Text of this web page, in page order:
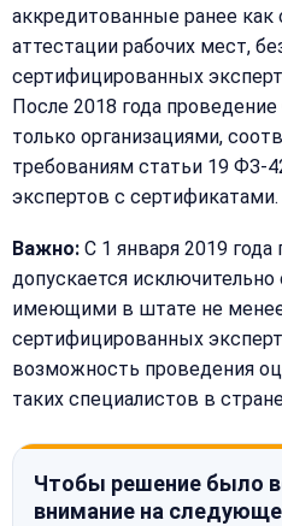
аккредитованные ранее как
аттестации рабочих мест,
сертифицированных
После 2018 года
только организациями,
требованиям статьи 19 ФЗ-
экспертов с сертификатами.
Важно: С 1 января 2019
допускается исключительно
имеющими в штате не
сертифицированных
возможность проведения
таких специалистов в
Чтобы решение было
внимание на